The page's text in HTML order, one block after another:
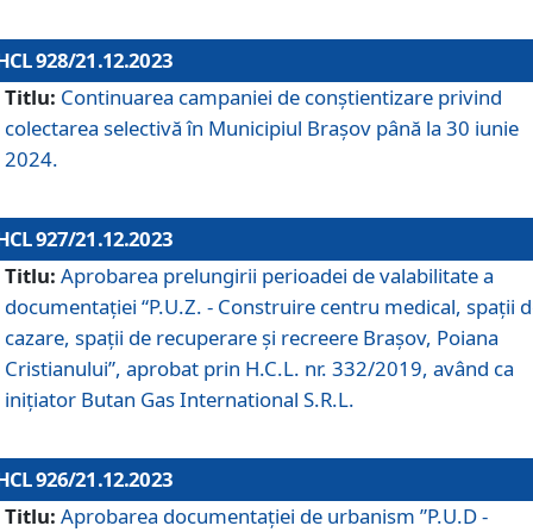
928/21.12.2023
Titlu: Continuarea campaniei de conștientizare privind
colectarea selectivă în Municipiul Braşov până la 30 iunie
2024.
927/21.12.2023
Titlu: Aprobarea prelungirii perioadei de valabilitate a
documentaţiei “P.U.Z. - Construire centru medical, spații
cazare, spații de recuperare și recreere Brașov, Poiana
Cristianului”, aprobat prin H.C.L. nr. 332/2019, având ca
inițiator Butan Gas International S.R.L.
926/21.12.2023
Titlu: Aprobarea documentaţiei de urbanism ”P.U.D -